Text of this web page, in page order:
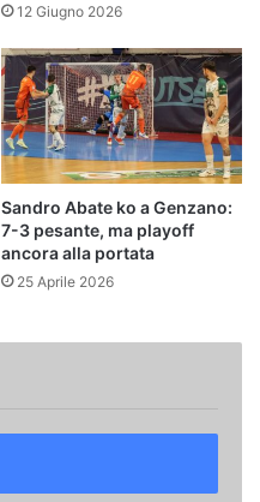
12 Giugno 2026
Sandro Abate ko a Genzano:
7-3 pesante, ma playoff
ancora alla portata
25 Aprile 2026